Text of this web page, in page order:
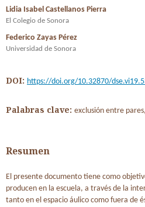
Lidia Isabel Castellanos Pierra
El Colegio de Sonora
Federico Zayas Pérez
Universidad de Sonora
DOI: https://doi.org/10.32870/
Palabras clave: exclusión entre
Resumen
El presente documento tiene como
producen en la escuela, a través de la
tanto en el espacio áulico como fuera de